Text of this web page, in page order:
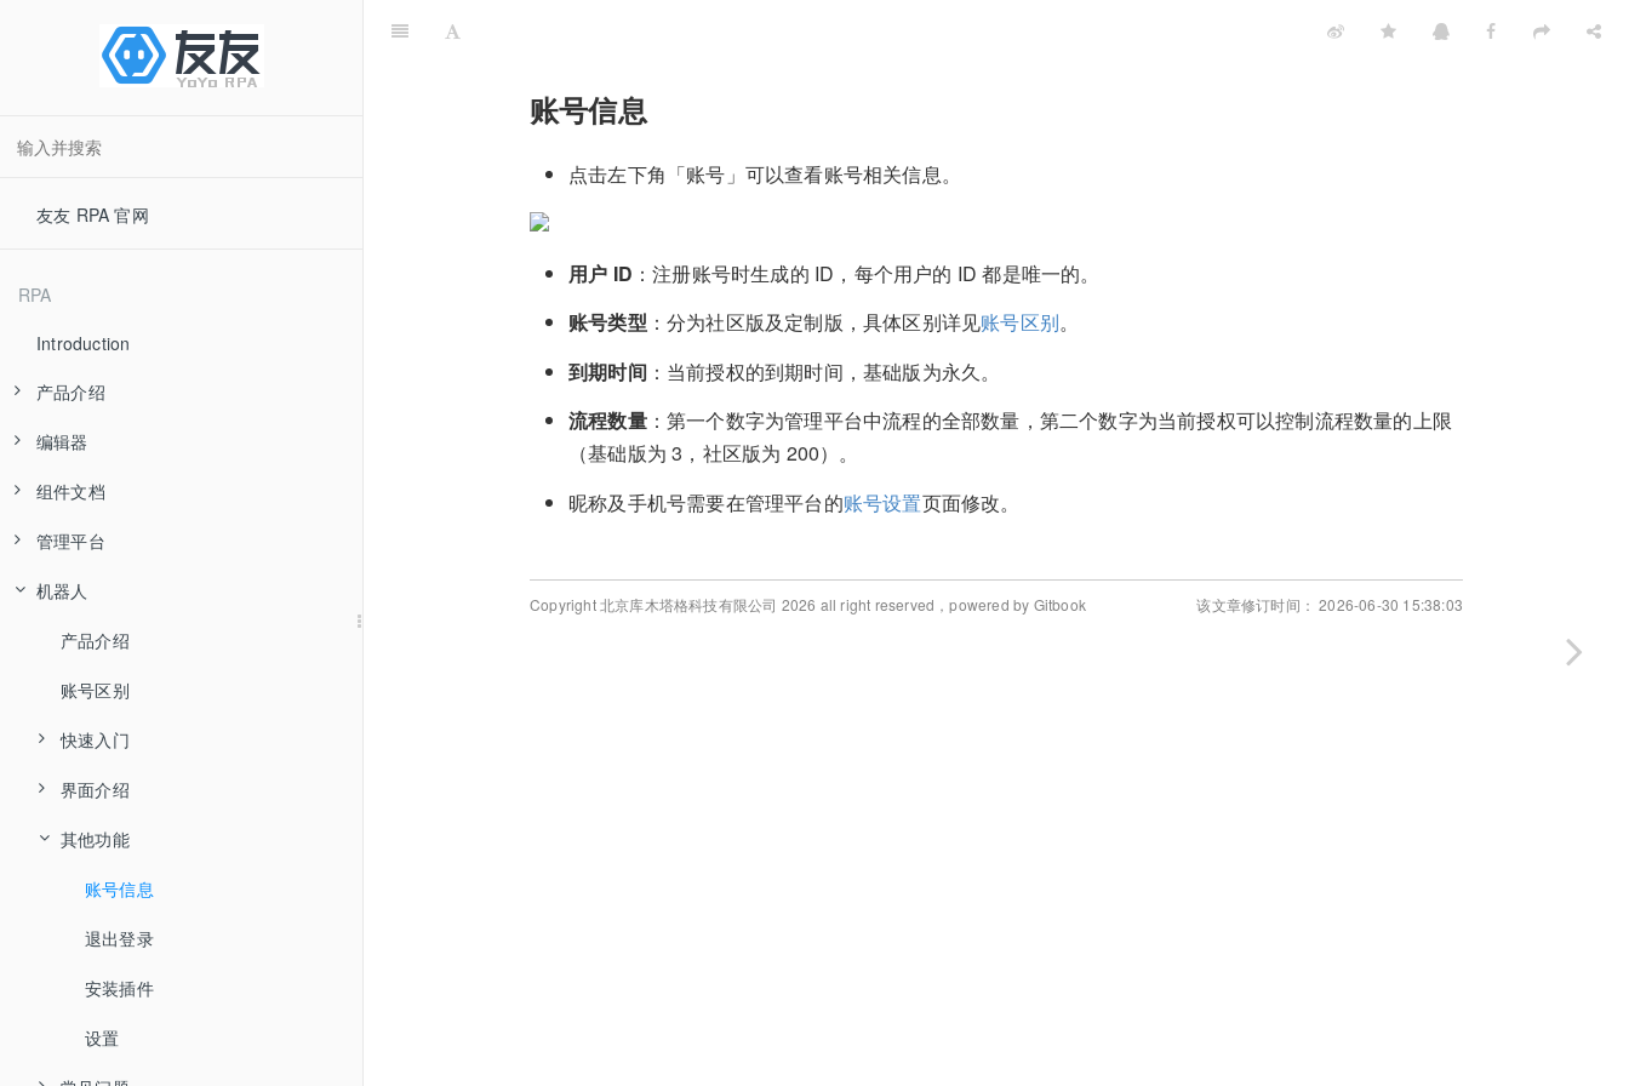
友友 RPA 官网
RPA
Introduction
产品介绍
产品优势
应用场景
产品分类
账号分类
编辑器
快速入门
界面简介
基本概念
变量
容器组件
正则表达式
通配符
关键字
运算符
逻辑表达式
流程逻辑
判断
等待
循环
数据类型
流程组件
组件使用
常用工具
流程案例
流程案例
流程示例
自己的库
加入的库
浏览器插件
谷歌 Chrome
Microsoft Edge
360 安全浏览器
火狐 Firefox
元素探测
选择元素
智能抓取
运行
调试
日志
组件日志
发布
属性变量
基本属性
执行状态
全局变量
个人中心
个人中心
设置
快捷键
常见问题
安装
登录
退出登录时内容加载慢
运行
基础
发布
元素
组件文档
基础
赋值
输出日志
备注
等待
随机等待
执行命令行
屏幕分辨率
执行扩展库
释放流程资源
鼠标键盘
点击元素
偏移点击
鼠标点击
鼠标位置
鼠标拖拽
移动鼠标
鼠标悬停
偏移悬停
左键按下
流程控制
if 假如
if else 假如...否则
while 条件循环
until 条件循环
for 计次循环
for each 循环
continue 跳至下次循环
break 跳出循环
元素
元素赋值
结构化数据（Windows）
智能抓取
元素坐标
提取元素文本
提取元素属性
设置元素属性
文本时间
截取文本
提取文本
替换文本
计算文本长度
去除前后空格
转为大写字母
网页
打开网址
激活浏览器窗口
等待网页加载完成
停止加载网页
网页信息
消息通知
信息对话框
文本对话框
选择文件
浏览文件夹
表单
创建表单
说明文字
文本框
Excel
打开 Excel
关闭 Excel
剪切板
写入剪切板
图片
管理平台
产品介绍
账号区别
快速入门
登录
界面介绍
流程页面
日志页面
流程分享
源码分享
流程管理
操作日志
源码下载
流程下载
流程详情
流程详情
用户管理
版本管理
服务管理
人工智能
获取百度云的 API Key
获取腾讯云的 SecretId
获取阿里云的 Appkey
验证码
图鉴平台绑定流程
云码平台绑定流程
得塔云绑定流程
增值服务
友友打码
顶部导航
账号设置
退出登录
帮助
常见问题
机器人
产品介绍
账号区别
快速入门
安装
账号登录
云端下载流程
运行流程
界面介绍
本地流程
定时
定时
流程定时任务
分组定时任务
操作日志
流程案例
其他功能
账号信息
退出登录
安装插件
设置
账号信息
点击左下角「账号」可以查看账号相关信息。
用户 ID ：注册账号时生成的 ID，每个用户的 ID 都是唯一的。
账号类型 ：分为社区版及定制版，具体区别详见账号区别。
到期时间 ：当前授权的到期时间，基础版为永久。
流程数量：第一个数字为管理平台中流程的全部数量，第二个数字为当前授权可以控制流程数量的上限
（基础版为 3，社区版为 200）。
昵称及手机号需要在管理平台的账号设置页面修改。
Copyright 北京库木塔格科技有限公司 2026 all right reserved，powered by Gitbook 该文章修订时间： 2026-06-30 15:38:03